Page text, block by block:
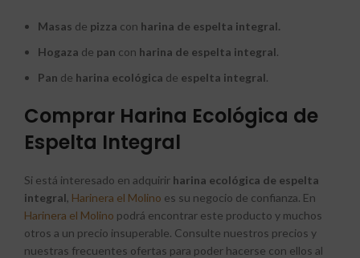
Masas de pizza con harina de espelta integral.
Hogaza de pan con harina de espelta integral.
Pan de harina ecológica de espelta integral.
Comprar Harina Ecológica de
Espelta Integral
Si está interesado en adquirir harina ecológica de espelta
integral, Harinera el Molino es su negocio de confianza. En
Harinera el Molino podrá encontrar este producto y muchos
otros a un precio insuperable. Consulte nuestros precios y
nuestras frecuentes ofertas para poder hacerse con ellos al